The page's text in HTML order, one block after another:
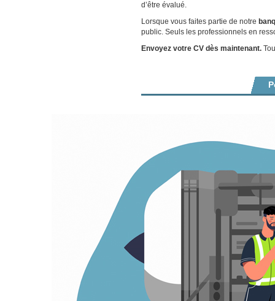
d’être évalué.
Lorsque vous faites partie de notre
public. Seuls les professionnels en
Envoyez votre CV dès maintenant.